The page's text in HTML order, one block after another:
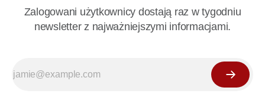
Zalogowani użytkownicy dostają raz w tygodniu
newsletter z najważniejszymi informacjami.